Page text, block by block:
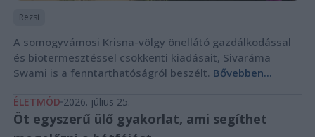
Rezsi
A somogyvámosi Krisna-völgy önellátó gazdálkodással
és biotermesztéssel csökkenti kiadásait, Sivaráma
Swami is a fenntarthatóságról beszélt. Bővebben...
ÉLETMÓD 2026. július 25.
Öt egyszerű ülő gyakorlat, ami segíthet